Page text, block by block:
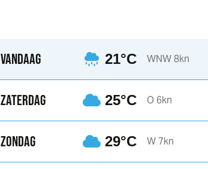
VANDAAG 21°C WNW 8kn
ZATERDAG 25°C O 6kn
ZONDAG 29°C W 7kn